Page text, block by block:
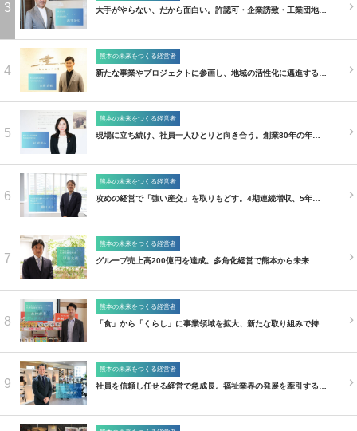
3 大手がやらない、だから面白い。許認可・企業誘致・工業団地…
4
熊本の未来をつくる経営者
新たな事業やプロジェクトに参画し、地域の活性化に邁進する…
5
熊本の未来をつくる経営者
現場に立ち続け、社員一人ひとりと向き合う。創業80年の年…
6
熊本の未来をつくる経営者
攻めの経営で「強い産交」を取りもどす。4期連続増収、5年…
7
熊本の未来をつくる経営者
グループ売上高200億円を達成。多角化経営で熊本から未来…
8
熊本の未来をつくる経営者
「食」から「くらし」に事業領域を拡大、新たな取り組みで持…
9
熊本の未来をつくる経営者
社員を信頼し任せる経営で急成長。福祉業界の発展を牽引する…